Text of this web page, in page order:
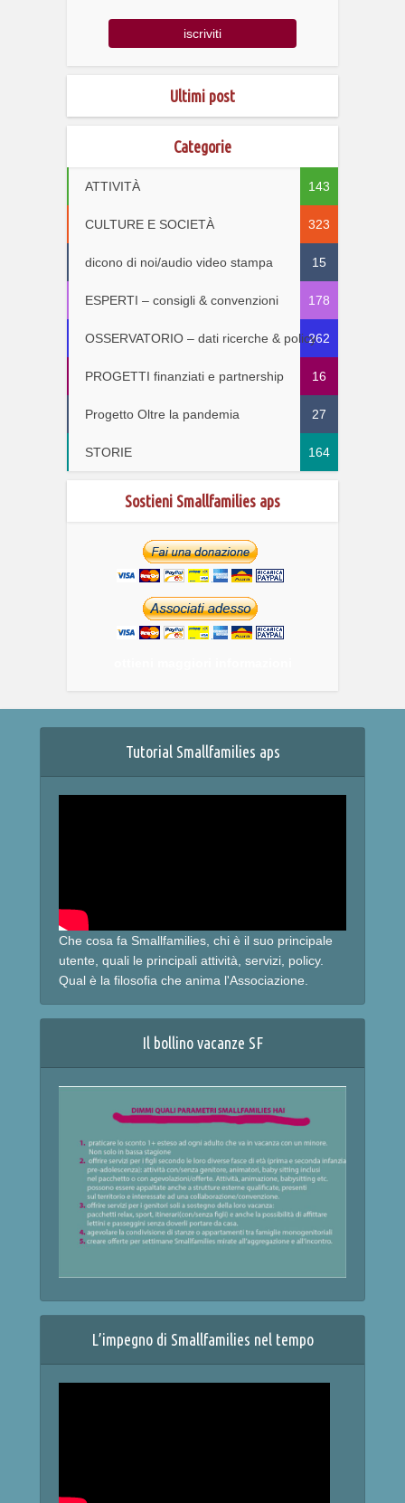
Ultimi post
Categorie
ATTIVITÀ 143
CULTURE E SOCIETÀ 323
dicono di noi/audio video stampa 15
ESPERTI – consigli & convenzioni 178
OSSERVATORIO – dati ricerche & policy262
PROGETTI finanziati e partnership 16
Progetto Oltre la pandemia 27
STORIE 164
Sostieni Smallfamilies aps
Tutorial Smallfamilies aps
Che cosa fa Smallfamilies, chi è il suo principale
utente, quali le principali attività, servizi, policy.
Qual è la filosofia che anima l'Associazione.
Il bollino vacanze SF
L’impegno di Smallfamilies nel tempo